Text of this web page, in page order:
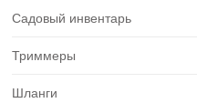
Садовый инвентарь
Триммеры
Шланги